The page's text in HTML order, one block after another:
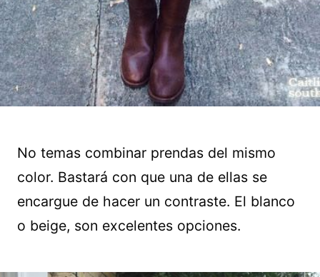
No temas combinar prendas del mismo
color. Bastará con que una de ellas se
encargue de hacer un contraste. El blanco
o beige, son excelentes opciones.